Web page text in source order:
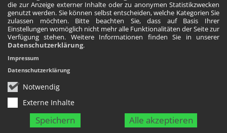
die zur Anzeige externer Inhalte oder zu anonymen Statistikzwecken
genutzt werden. Sie können selbst entscheiden, welche Kategorien Sie
zulassen möchten. Bitte beachten Sie, dass auf Basis Ihrer
Einstellungen womöglich nicht mehr alle Funktionalitäten der Seite zur
Verfügung stehen. Weitere Informationen finden Sie in unserer
Datenschutzerklärung.
Notwendig
Externe Inhalte
Speichern Alle akzeptieren
Impressum
Datenschutzerklärung